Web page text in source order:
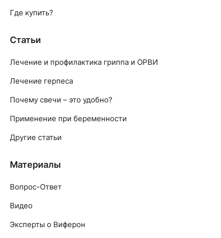
Где купить?
Статьи
Лечение и профилактика гриппа и ОРВИ
Лечение герпеса
Почему свечи – это удобно?
Применение при беременности
Другие статьи
Материалы
Вопрос-Ответ
Видео
Эксперты о Виферон